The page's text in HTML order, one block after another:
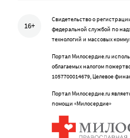
16+
Свидетельство о
федеральной службой по
технологий и массовых
Портал Милосердие.ru
облагаемых налогом
1057700014679, Целевое
Портал Милосердие.ru
помощи «Милосердие»